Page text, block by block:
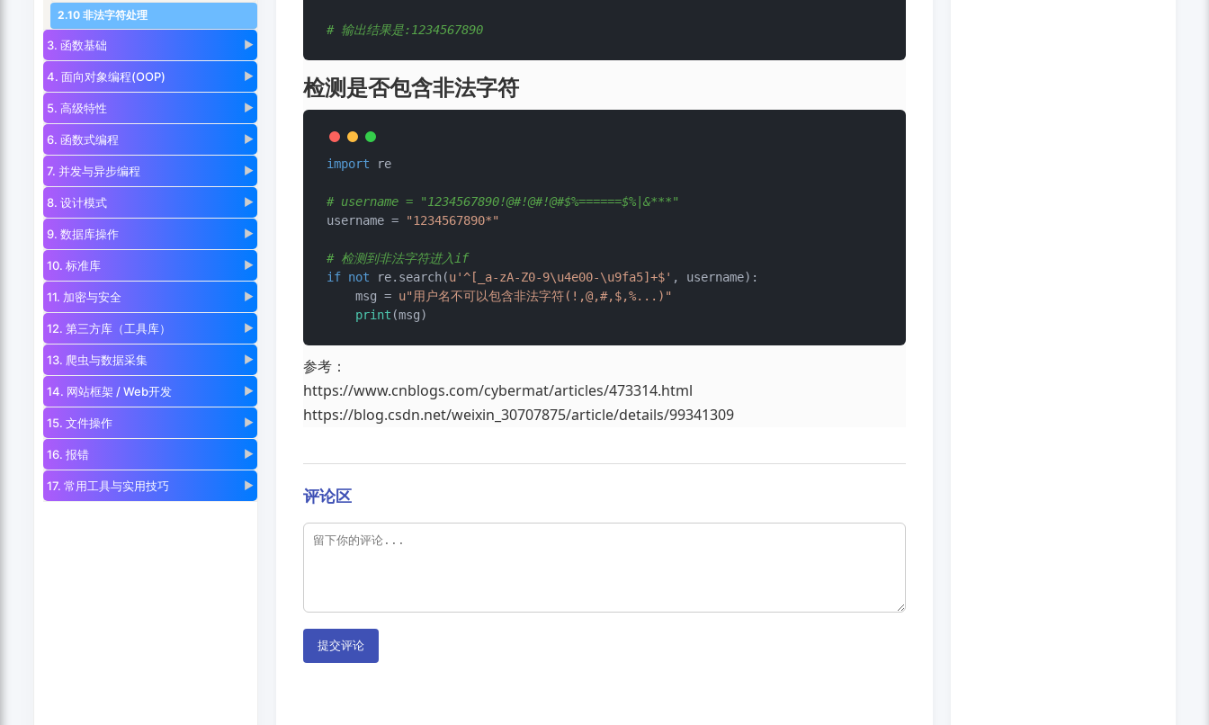
2.10 非法字符处理
3. 函数基础 ▶
4. 面向对象编程(OOP) ▶
5. 高级特性 ▶
6. 函数式编程 ▶
7. 并发与异步编程 ▶
8. 设计模式 ▶
9. 数据库操作 ▶
10. 标准库 ▶
11. 加密与安全 ▶
12. 第三方库（工具库） ▶
13. 爬虫与数据采集 ▶
14. 网站框架 / Web开发 ▶
15. 文件操作 ▶
16. 报错 ▶
17. 常用工具与实用技巧 ▶
# 输出结果是:1234567890
检测是否包含非法字符
import re
# username = "1234567890!@#!@#!@#$%======$%|&***"
username =
"1234567890*"
# 检测到非法字符进入if
if not re.search(u'^[_a-zA-Z0-9\u4e00-\u9fa5]+$' , username):
    msg =
u"用户名不可以包含非法字符(!,@,#,$,%...)"
print
参考：
https://www.cnblogs.com/cybermat/articles/473314.html
https://blog.csdn.net/weixin_30707875/article/details/99341309
评论区
提交评论